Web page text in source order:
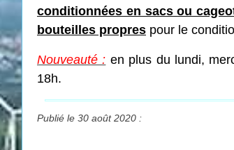
conditionnées en sacs ou
bouteilles propres pour le
Nouveauté : en plus du lundi,
18h.
Publié le 30 août 2020 :